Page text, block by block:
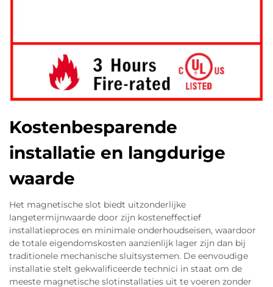
Kostenbesparende
installatie en langdurige
waarde
Het magnetische slot biedt uitzonderlijke
langetermijnwaarde door zijn kosteneffectief
installatieproces en minimale onderhoudseisen, waardoor
de totale eigendomskosten aanzienlijk lager zijn dan bij
traditionele mechanische sluitsystemen. De eenvoudige
installatie stelt gekwalificeerde technici in staat om de
meeste magnetische slotinstallaties uit te voeren zonder